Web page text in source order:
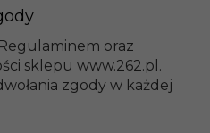
oraz
sklepu www.262.pl.
zgody w każdej